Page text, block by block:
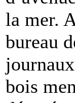
la mer.
bureau
bois